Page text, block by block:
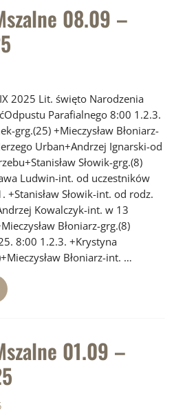
08.09 –
2025 Lit. święto Narodzenia
Parafialnego 8:00 1.2.3.
grg.(25) +Mieczysław Błoniarz-
Urban+Andrzej Ignarski-od
Słowik-grg.(8)
Ludwin-int. od uczestników
+Stanisław Słowik-int. od rodz.
Kowalczyk-int. w 13
Błoniarz-grg.(8)
8:00 1.2.3. +Krystyna
Błoniarz-int. …
01.09 –